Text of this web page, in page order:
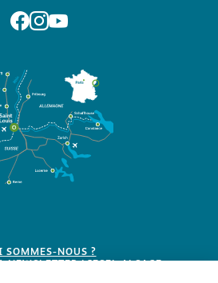
Suivez-nous sur Facebook
Suivez-nous sur Instagram
Suivez-nous sur Youtube
SOMMES-NOUS ?
NEWSLETTER LIESEL ALSACE